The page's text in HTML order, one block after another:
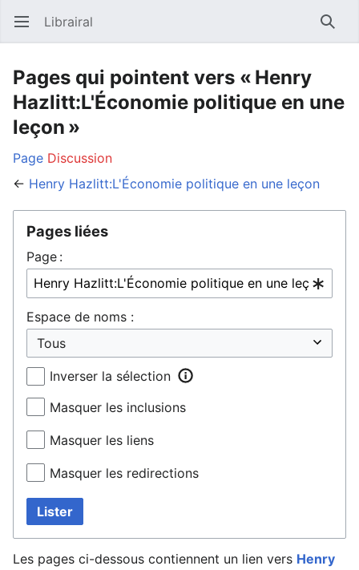
Ouvrir le menu principal Librairal
Pages qui pointent vers « Henry
Hazlitt:L'Économie politique en une
leçon »
Page Discussion
← Henry Hazlitt:L'Économie politique en une leçon
Pages liées
Page :
Espace de noms :
Inverser la sélection
Masquer les inclusions
Masquer les liens
Masquer les redirections
Lister
Les pages ci-dessous contiennent un lien vers Henry